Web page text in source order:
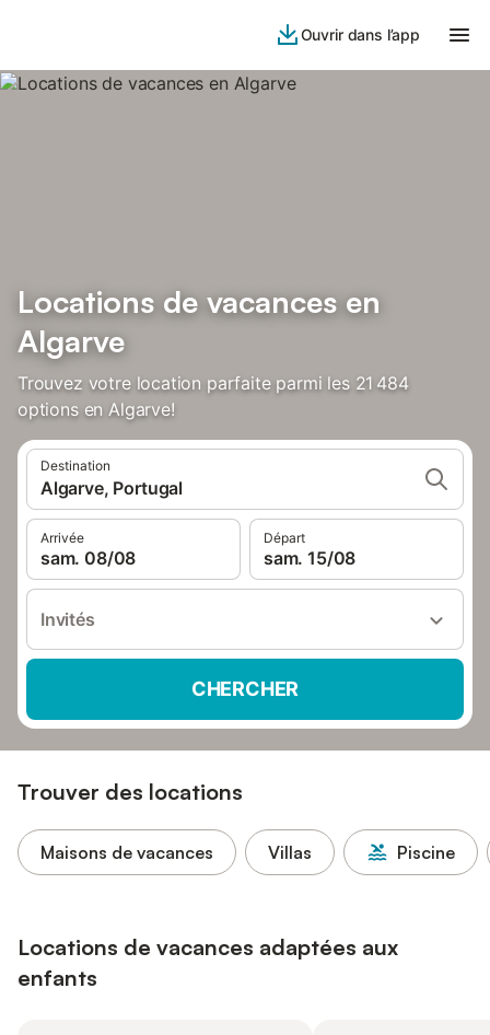
Ouvrir dans l’app
Locations de vacances en
Algarve
Trouvez votre location parfaite parmi les 21 484
options en Algarve!
Destination
Algarve, Portugal
Arrivée
sam. 08/08
Départ
sam. 15/08
Invités
CHERCHER
Trouver des locations
Maisons de vacances Villas Piscine
Locations de vacances adaptées aux
enfants